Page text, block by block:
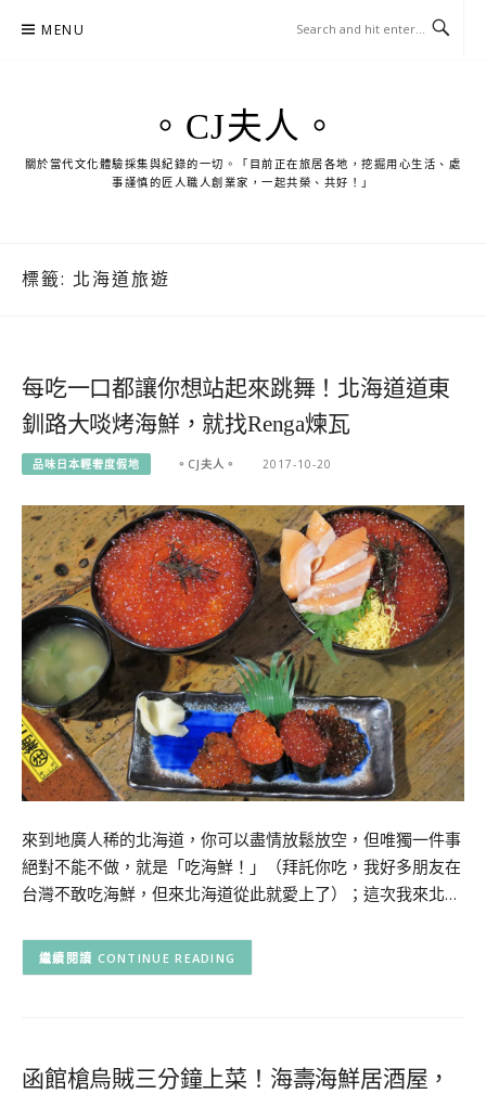
MENU
。CJ夫人。
關於當代文化體驗採集與紀錄的一切。「目前正在旅居各地，挖掘用心生活、處
事謹慎的匠人職人創業家，一起共榮、共好！」
標籤: 北海道旅遊
每吃一口都讓你想站起來跳舞！北海道道東
釧路大啖烤海鮮，就找Renga煉瓦
品味日本輕奢度假地 。CJ夫人。 2017-10-20
來到地廣人稀的北海道，你可以盡情放鬆放空，但唯獨一件事
絕對不能不做，就是「吃海鮮！」（拜託你吃，我好多朋友在
台灣不敢吃海鮮，但來北海道從此就愛上了）；這次我來北…
CONTINUE READING
函館槍烏賊三分鐘上菜！海壽海鮮居酒屋，